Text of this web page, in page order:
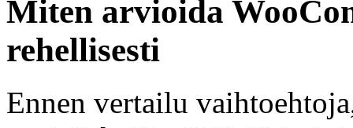
Miten arvioida
rehellisesti
Ennen vertailu